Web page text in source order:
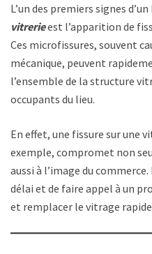
L’un des premiers signes
vitrerieest l’apparition de
Ces microfissures, souvent
mécanique, peuvent
l’ensemble de la structure
occupants du lieu.
En effet, une fissure sur une
exemple, compromet non
aussi à l’image du
délai et de faire appel à un
et remplacer le vitrage